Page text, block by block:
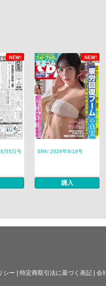
NEW! NEW!
月5日号 SPA! 2026年8/19号
購入
シー 特定商取引法に基づく表記 会